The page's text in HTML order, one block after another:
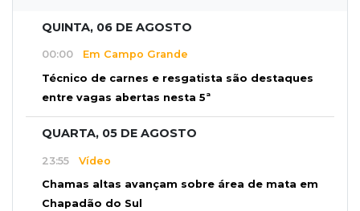
QUINTA, 06 DE AGOSTO
00:00 Em Campo Grande
Técnico de carnes e resgatista são destaques
entre vagas abertas nesta 5ª
QUARTA, 05 DE AGOSTO
23:55 Vídeo
Chamas altas avançam sobre área de mata em
Chapadão do Sul